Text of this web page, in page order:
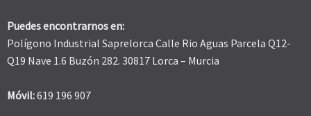
Puedes encontrarnos en:
Polígono Industrial Saprelorca Calle Rio Aguas Parcela Q12-
Q19 Nave 1.6 Buzón 282. 30817 Lorca – Murcia
Móvil:619 196 907